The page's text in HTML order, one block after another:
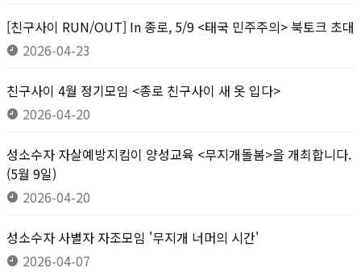
[친구사이 RUN/OUT] In 종로, 5/9 <태국 민주주의> 북토크 초대
2026-04-23
친구사이 4월 정기모임 <종로 친구사이 새 옷 입다>
2026-04-20
성소수자 자살예방지킴이 양성교육 <무지개돌봄>을 개최합니다.
(5월 9일)
2026-04-20
성소수자 사별자 자조모임 '무지개 너머의 시간'
2026-04-07